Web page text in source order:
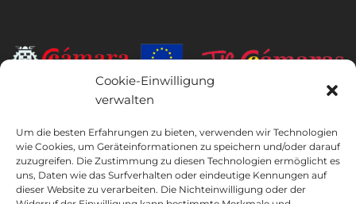
Cookie-Einwilligung
verwalten
Um die besten Erfahrungen zu bieten, verwenden wir Technologien
wie Cookies, um Geräteinformationen zu speichern und/oder darauf
zuzugreifen. Die Zustimmung zu diesen Technologien ermöglicht es
uns, Daten wie das Surfverhalten oder eindeutige Kennungen auf
dieser Website zu verarbeiten. Die Nichteinwilligung oder der
Begünstigte des Europäischen Fonds für regionale Entwicklung,
dessen Ziel es ist, die Nutzung und Qualität von Informations- und
Kommunikationstechnologien und deren Zugänglichkeit zu
entwickeln, und dank dessen es die folgenden Lösungen
implementiert hat: Online-Präsenz durch seine Webseite. Die